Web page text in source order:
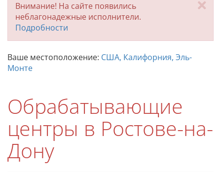
Внимание! На сайте появились
неблагонадежные исполнители.
Подробности
Ваше местоположение: США, Калифорния, Эль-
Монте
Обрабатывающие
центры в Ростове-на-
Дону